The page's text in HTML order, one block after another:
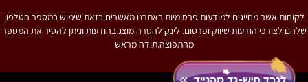
לקוחות אשר מחייגים למודעות פרסומיות באתרנו מאשרים בזאת שימוש במספר הטלפון
שלהם לצורכי הודעות שיווק ופרסום. לינק להסרה מוצג בהודעות וניתן להסיר את המספר
מהתפוצה.תודה מראש